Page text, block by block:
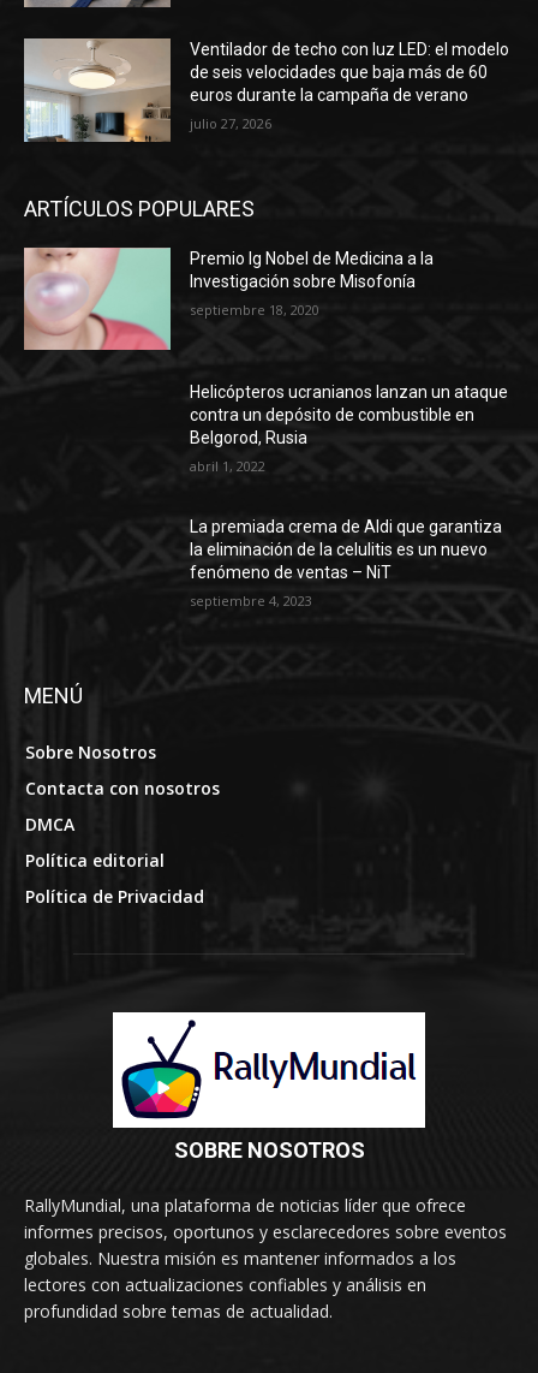
Ventilador de techo con luz LED: el modelo
de seis velocidades que baja más de 60
euros durante la campaña de verano
julio 27, 2026
ARTÍCULOS POPULARES
Premio Ig Nobel de Medicina a la
Investigación sobre Misofonía
septiembre 18, 2020
Helicópteros ucranianos lanzan un ataque
contra un depósito de combustible en
Belgorod, Rusia
abril 1, 2022
La premiada crema de Aldi que garantiza
la eliminación de la celulitis es un nuevo
fenómeno de ventas – NiT
septiembre 4, 2023
MENÚ
Sobre Nosotros
Contacta con nosotros
DMCA
Política editorial
Política de Privacidad
SOBRE NOSOTROS
RallyMundial, una plataforma de noticias líder que ofrece
informes precisos, oportunos y esclarecedores sobre eventos
globales. Nuestra misión es mantener informados a los
lectores con actualizaciones confiables y análisis en
profundidad sobre temas de actualidad.